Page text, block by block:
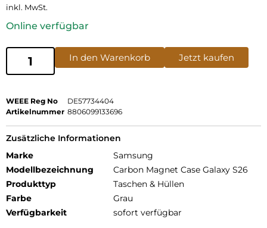
inkl. MwSt.
Online verfügbar
In den Warenkorb Jetzt kaufen
WEEE Reg No
DE57734404
Artikelnummer 8806099133696
Zusätzliche Informationen
Marke
Samsung
Modellbezeichnung
Carbon Magnet Case Galaxy S26
Produkttyp
Taschen & Hüllen
Farbe
Grau
Verfügbarkeit
sofort verfügbar